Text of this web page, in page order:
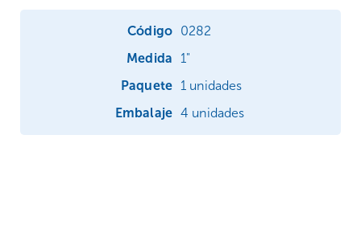
0282
1"
1 unidades
4 unidades